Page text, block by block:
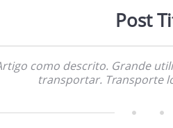
Post
como descrito. Grande
transportar. Transporte